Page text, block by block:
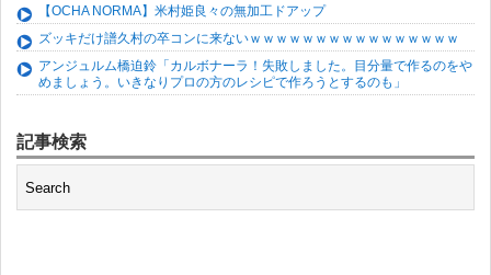
【OCHA NORMA】米村姫良々の無加工ドアップ
ズッキだけ譜久村の卒コンに来ないｗｗｗｗｗｗｗｗｗｗｗｗｗｗｗｗ
アンジュルム橋迫鈴「カルボナーラ！失敗しました。目分量で作るのをや
めましょう。いきなりプロの方のレシピで作ろうとするのも」
記事検索